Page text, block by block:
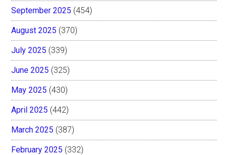
September 2025 (454)
August 2025 (370)
July 2025 (339)
June 2025 (325)
May 2025 (430)
April 2025 (442)
March 2025 (387)
February 2025 (332)